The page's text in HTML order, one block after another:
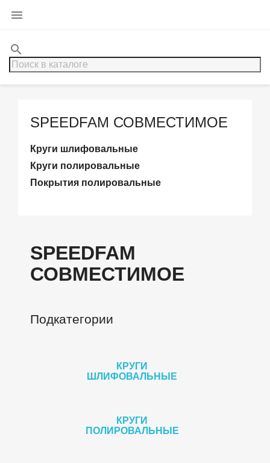

search
SPEEDFAM СОВМЕСТИМОЕ
Круги шлифовальные
Круги полировальные
Покрытия полировальные
SPEEDFAM
СОВМЕСТИМОЕ
Подкатегории
КРУГИ
ШЛИФОВАЛЬНЫЕ
КРУГИ
ПОЛИРОВАЛЬНЫЕ